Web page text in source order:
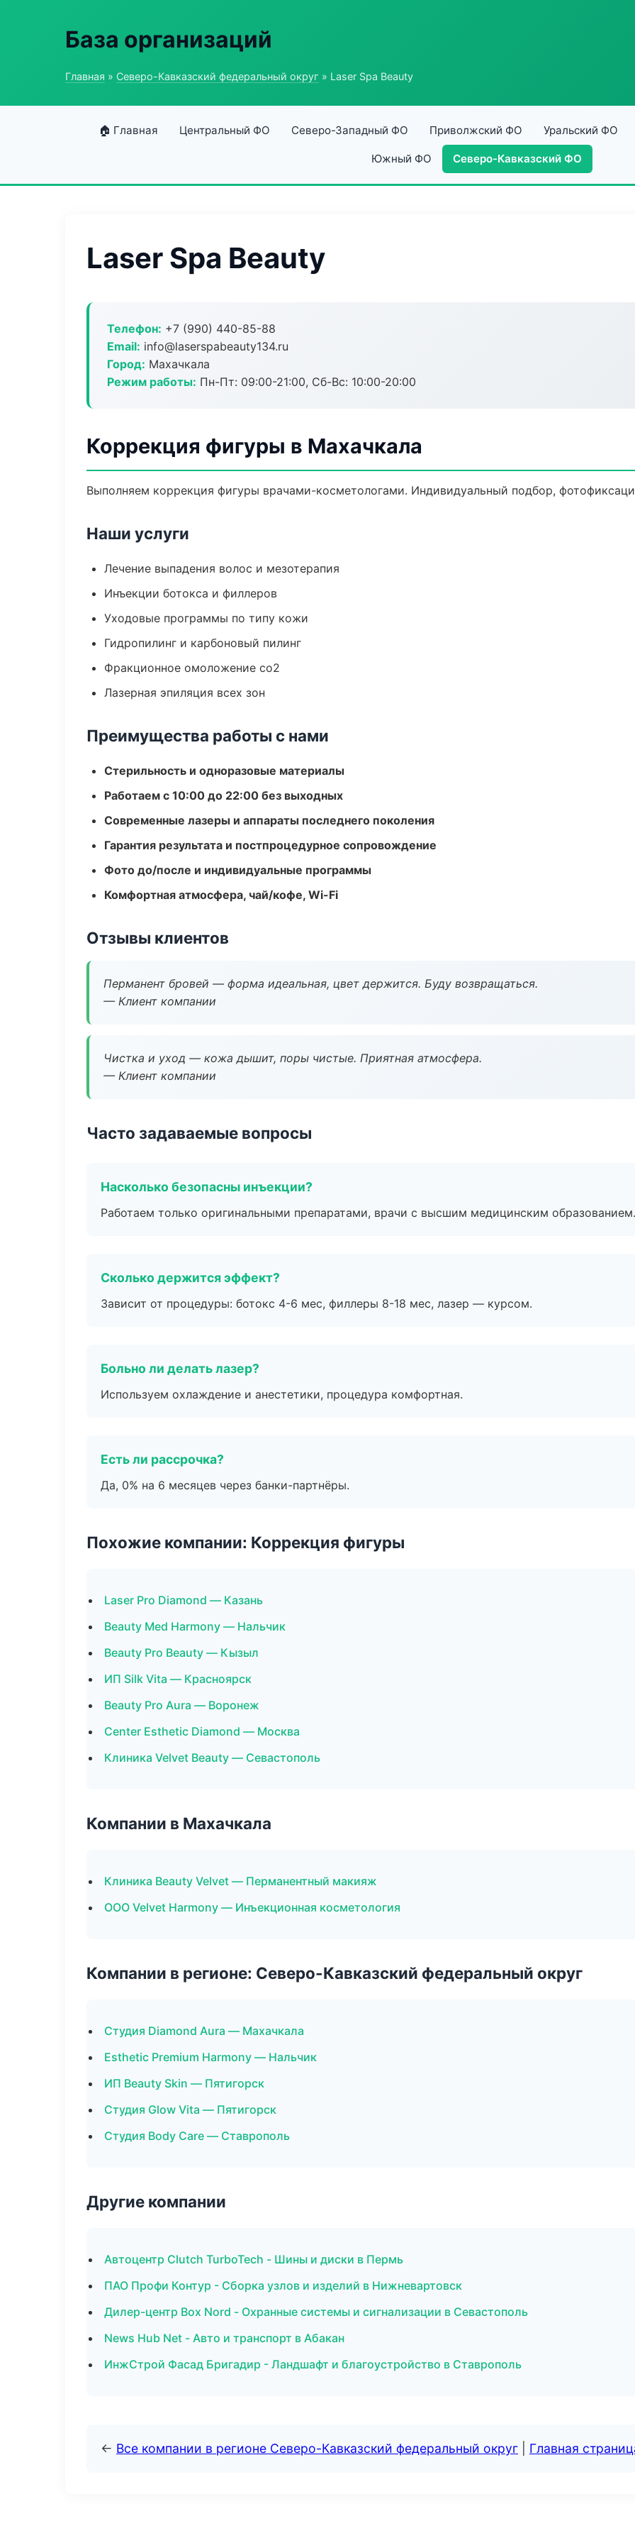
База организаций
Главная » Северо-Кавказский федеральный округ » Laser Spa Beauty
🏠 Главная Центральный ФО Северо-Западный ФО Приволжский ФО Уральский ФО
Южный ФО Северо-Кавказский ФО
Laser Spa Beauty
Телефон: +7 (990) 440-85-88
Email: info@laserspabeauty134.ru
Город: Махачкала
Режим работы: Пн-Пт: 09:00-21:00, Сб-Вс: 10:00-20:00
Коррекция фигуры в Махачкала
Выполняем коррекция фигуры врачами-косметологами. Индивидуальный подбор,
Наши услуги
Лечение выпадения волос и мезотерапия
Инъекции ботокса и филлеров
Уходовые программы по типу кожи
Гидропилинг и карбоновый пилинг
Фракционное омоложение co2
Лазерная эпиляция всех зон
Преимущества работы с нами
Стерильность и одноразовые материалы
Работаем с 10:00 до 22:00 без выходных
Современные лазеры и аппараты последнего поколения
Гарантия результата и постпроцедурное сопровождение
Фото до/после и индивидуальные программы
Комфортная атмосфера, чай/кофе, Wi-Fi
Отзывы клиентов
Перманент бровей — форма идеальная, цвет держится. Буду возвращаться.
— Клиент компании
Чистка и уход — кожа дышит, поры чистые. Приятная атмосфера.
— Клиент компании
Часто задаваемые вопросы
Насколько безопасны инъекции?
Работаем только оригинальными препаратами, врачи с высшим медицинским образованием.
Сколько держится эффект?
Зависит от процедуры: ботокс 4-6 мес, филлеры 8-18 мес, лазер — курсом.
Больно ли делать лазер?
Используем охлаждение и анестетики, процедура комфортная.
Есть ли рассрочка?
Да, 0% на 6 месяцев через банки-партнёры.
Похожие компании: Коррекция фигуры
Laser Pro Diamond — Казань
Beauty Med Harmony — Нальчик
Beauty Pro Beauty — Кызыл
ИП Silk Vita — Красноярск
Beauty Pro Aura — Воронеж
Center Esthetic Diamond — Москва
Клиника Velvet Beauty — Севастополь
Компании в Махачкала
Клиника Beauty Velvet — Перманентный макияж
ООО Velvet Harmony — Инъекционная косметология
Компании в регионе: Северо-Кавказский федеральный округ
Студия Diamond Aura — Махачкала
Esthetic Premium Harmony — Нальчик
ИП Beauty Skin — Пятигорск
Студия Glow Vita — Пятигорск
Студия Body Care — Ставрополь
Другие компании
Автоцентр Clutch TurboTech - Шины и диски в Пермь
ПАО Профи Контур - Сборка узлов и изделий в Нижневартовск
Дилер-центр Box Nord - Охранные системы и сигнализации в Севастополь
News Hub Net - Авто и транспорт в Абакан
ИнжСтрой Фасад Бригадир - Ландшафт и благоустройство в Ставрополь
← Все компании в регионе Северо-Кавказский федеральный округ Главная